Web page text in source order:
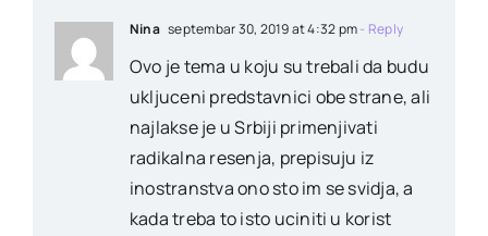
Nina septembar 30, 2019 at 4:32 pm- Reply
Ovo je tema u koju su trebali da budu
ukljuceni predstavnici obe strane, ali
najlakse je u Srbiji primenjivati
radikalna resenja, prepisuju iz
inostranstva ono sto im se svidja, a
kada treba to isto uciniti u korist